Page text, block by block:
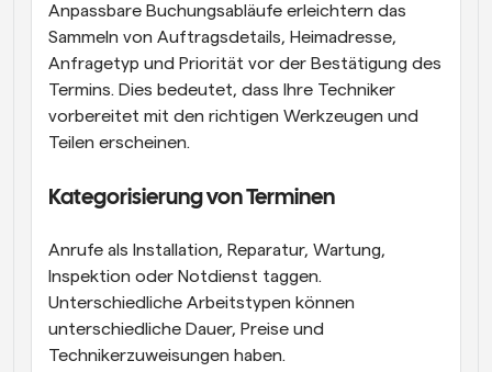
Anpassbare Buchungsabläufe erleichtern das
Sammeln von Auftragsdetails, Heimadresse,
Anfragetyp und Priorität vor der Bestätigung des
Termins. Dies bedeutet, dass Ihre Techniker
vorbereitet mit den richtigen Werkzeugen und
Teilen erscheinen.
Kategorisierung von Terminen
Anrufe als Installation, Reparatur, Wartung,
Inspektion oder Notdienst taggen.
Unterschiedliche Arbeitstypen können
unterschiedliche Dauer, Preise und
Technikerzuweisungen haben.